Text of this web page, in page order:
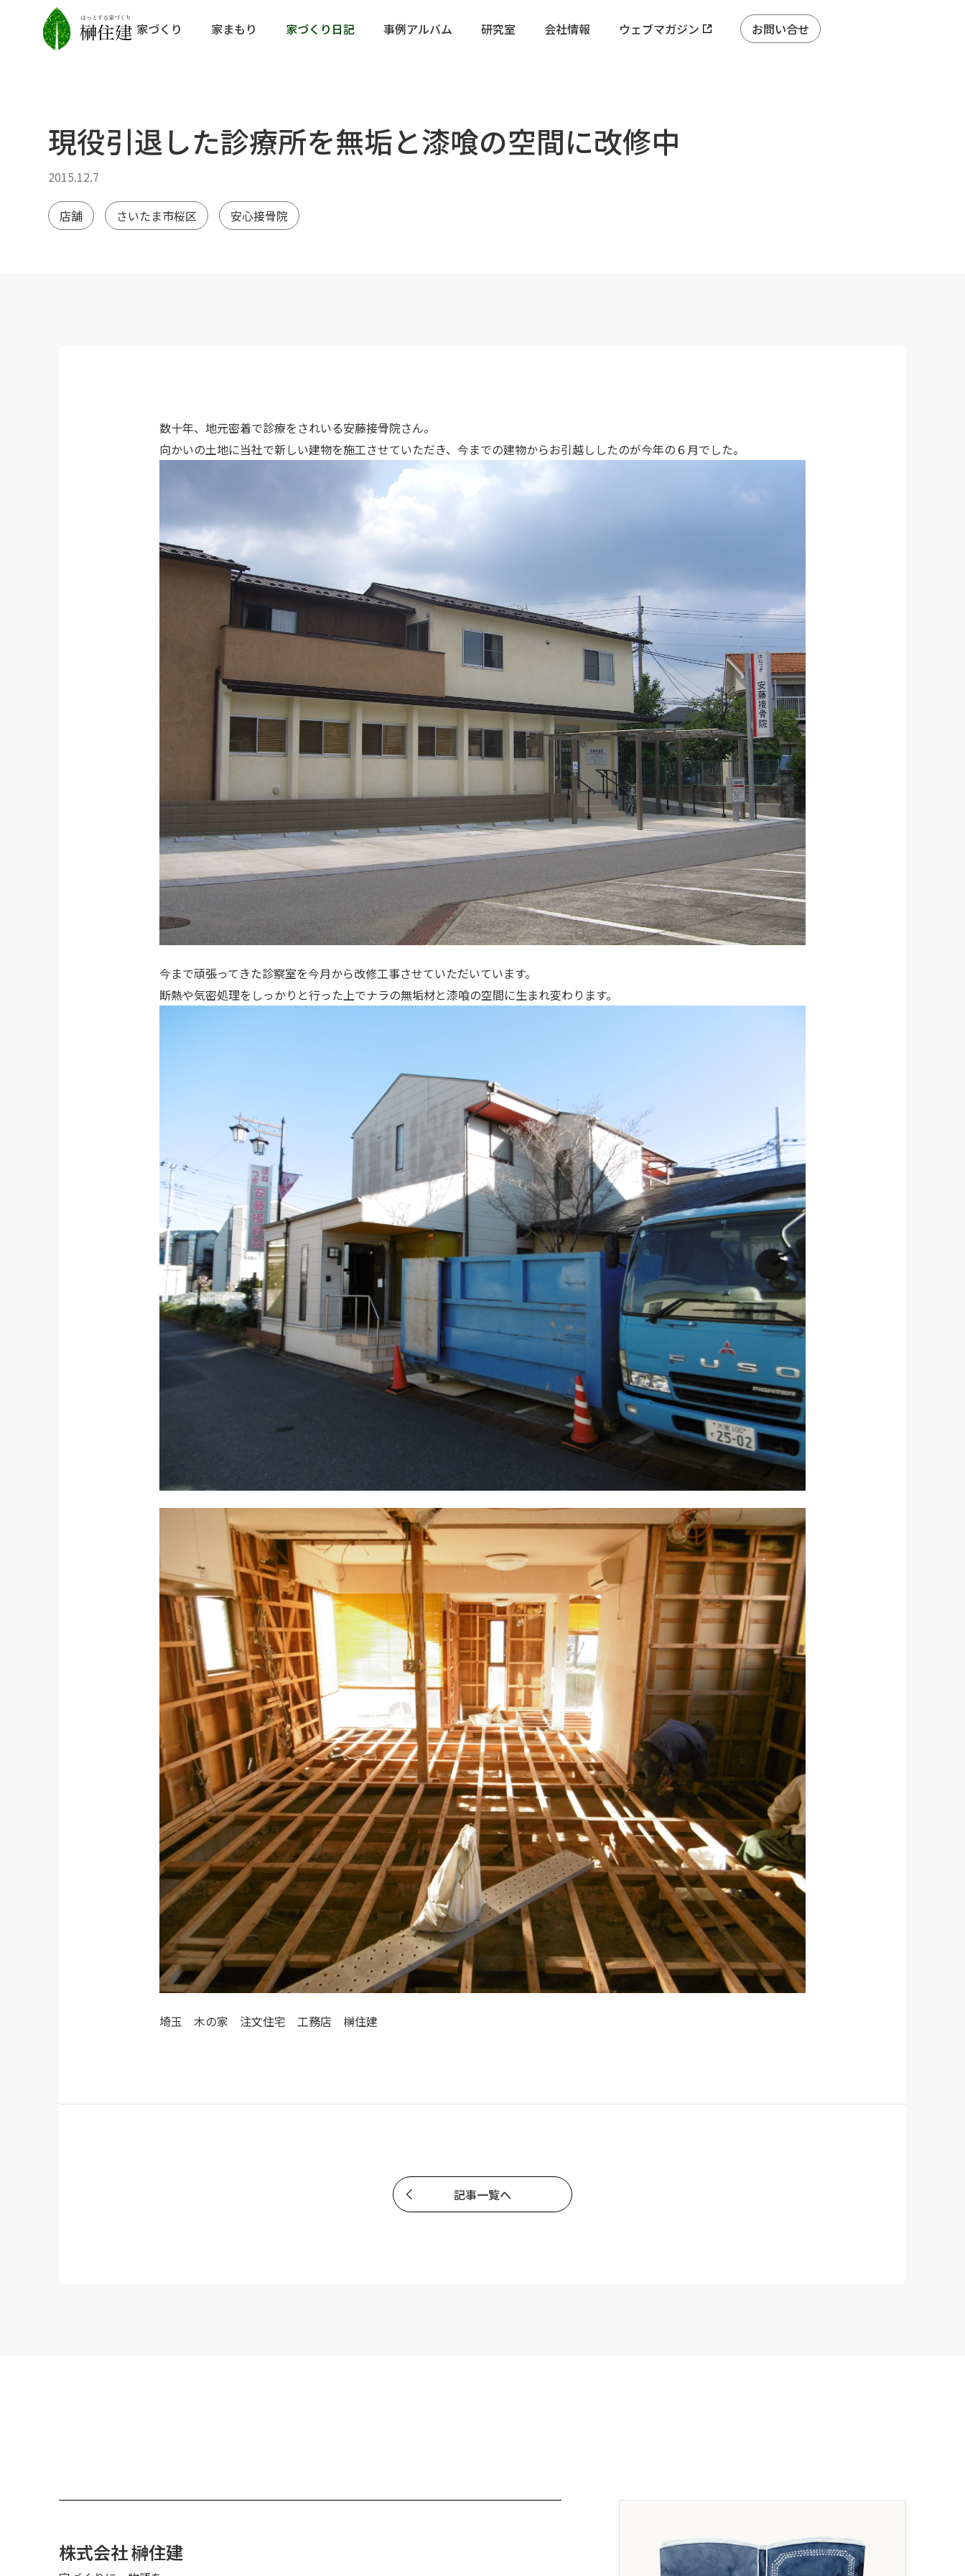
家づくり 家まもり 家づくり日記 事例アルバム 研究室 会社情報 ウェブマガジン お問い合せ
現役引退した診療所を無垢と漆喰の空間に改修中
2015.12.7
店舗 さいたま市桜区 安心接骨院
数十年、地元密着で診療をされいる安藤接骨院さん。
向かいの土地に当社で新しい建物を施工させていただき、今までの建物からお引越ししたのが今年の６月でした。
今まで頑張ってきた診察室を今月から改修工事させていただいています。
断熱や気密処理をしっかりと行った上でナラの無垢材と漆喰の空間に生まれ変わります。
埼玉 木の家 注文住宅 工務店 榊住建
記事一覧へ
株式会社 榊住建